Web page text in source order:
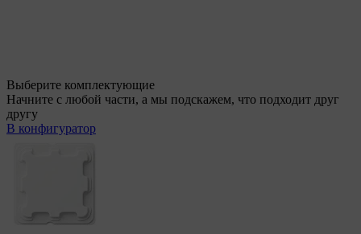
Выберите комплектующие
Начните с любой части, а мы подскажем, что подходит друг
другу
В конфигуратор